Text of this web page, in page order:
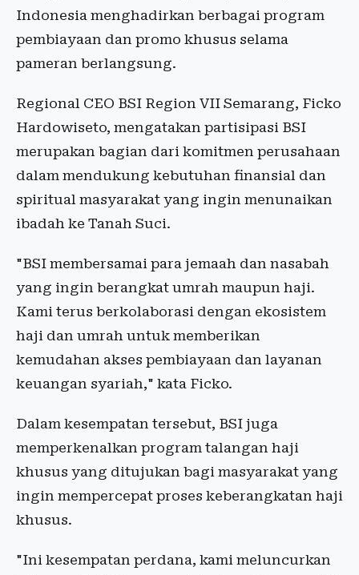
Indonesia menghadirkan berbagai program
pembiayaan dan promo khusus selama
pameran berlangsung.
Regional CEO BSI Region VII Semarang, Ficko
Hardowiseto, mengatakan partisipasi BSI
merupakan bagian dari komitmen perusahaan
dalam mendukung kebutuhan finansial dan
spiritual masyarakat yang ingin menunaikan
ibadah ke Tanah Suci.
"BSI membersamai para jemaah dan nasabah
yang ingin berangkat umrah maupun haji.
Kami terus berkolaborasi dengan ekosistem
haji dan umrah untuk memberikan
kemudahan akses pembiayaan dan layanan
keuangan syariah," kata Ficko.
Dalam kesempatan tersebut, BSI juga
memperkenalkan program talangan haji
khusus yang ditujukan bagi masyarakat yang
ingin mempercepat proses keberangkatan haji
khusus.
"Ini kesempatan perdana, kami meluncurkan